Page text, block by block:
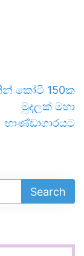
කෝටි 150ක
මුදලක් මහා
භාණ්ඩාගාරයට